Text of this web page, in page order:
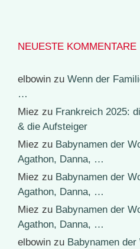
NEUESTE KOMMENTARE
elbowin zu Wenn der
…
Miez zu Frankreich 2025:
& die Aufsteiger
Miez zu Babynamen der
Agathon, Danna, …
Miez zu Babynamen der
Agathon, Danna, …
Miez zu Babynamen der
Agathon, Danna, …
elbowin zu Babynamen